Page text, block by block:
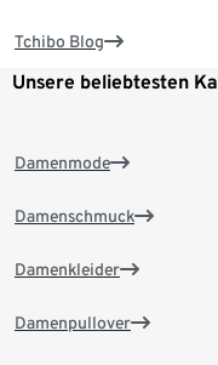
Tchibo Blog
Unsere beliebtesten
Damenmode
Damenschmuck
Damenkleider
Damenpullover